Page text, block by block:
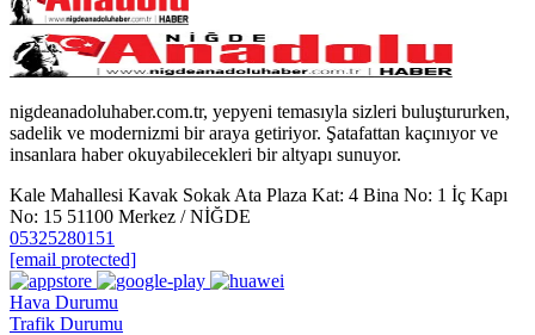
nigdeanadoluhaber.com.tr, yepyeni temasıyla sizleri buluştururken,
sadelik ve modernizmi bir araya getiriyor. Şatafattan kaçınıyor ve
insanlara haber okuyabilecekleri bir altyapı sunuyor.
Kale Mahallesi Kavak Sokak Ata Plaza Kat: 4 Bina No: 1 İç Kapı
No: 15 51100 Merkez / NİĞDE
05325280151
[email protected]
Hava Durumu
Trafik Durumu